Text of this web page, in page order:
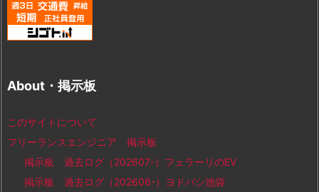
About・掲示板
このサイトについて
フリーランスエンジニア 掲示板
掲示板 過去ログ（202607-）フェラーリのEV
掲示板 過去ログ（202606-）ヨドバシ池袋